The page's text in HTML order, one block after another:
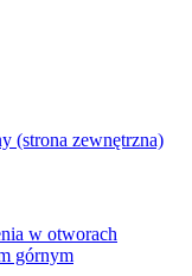
(strona zewnętrzna)
w otworach
górnym